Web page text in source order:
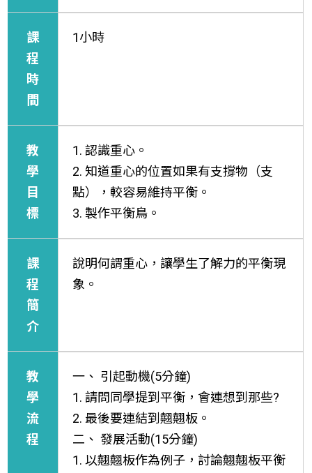
課
程
時
間
1小時
教
學
目
標
1. 認識重心。
2. 知道重心的位置如果有支撐物（支
點），較容易維持平衡。
3. 製作平衡鳥。
課
程
簡
介
說明何謂重心，讓學生了解力的平衡現
象。
教
學
流
程
一、 引起動機(5分鐘)
1. 請問同學提到平衡，會連想到那些?
2. 最後要連結到翹翹板。
二、 發展活動(15分鐘)
1. 以翹翹板作為例子，討論翹翹板平衡